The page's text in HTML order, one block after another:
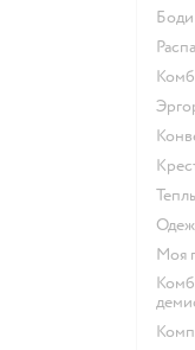
Комбинезон для новорожденных